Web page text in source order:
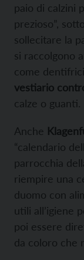
paio di calzini
prezioso”,
sollecitare la
si raccolgono
come
vestiario
calze o guanti.
Anche
“calendario
parrocchia
riempire una
duomo con
utili all’igiene
poi essere
da coloro che